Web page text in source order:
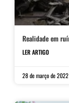
Realidade em
LER ARTIGO
28 de março de 2022